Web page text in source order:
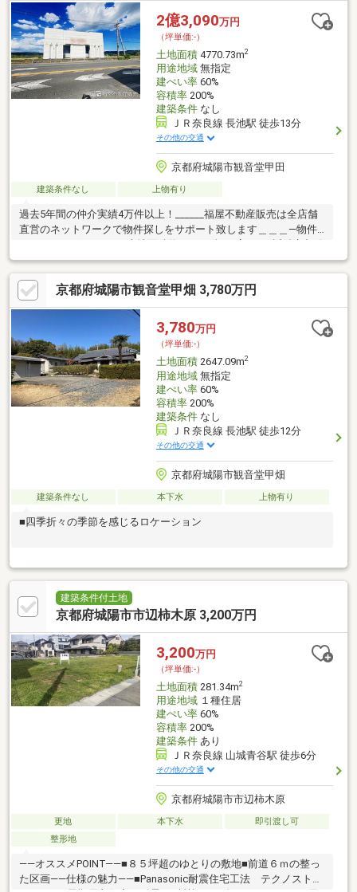
2億3,090万円
（坪単価:-）
土地面積4770.73m2
用途地域無指定
建ぺい率60%
容積率200%
建築条件なし
ＪＲ奈良線 長池駅 徒歩13分
その他の交通
京都府城陽市観音堂甲田
建築条件なし 上物有り
過去5年間の仲介実績4万件以上！______福屋不動産販売は全店舗
直営のネットワークで物件探しをサポート致します＿＿＿―物件
とＪＲ奈良線の2沿線利用可能の為、通勤や通学に便利！・JR奈
良線「長池」駅まで徒歩13分・JR奈良線「山城青谷」駅まで徒歩
17分・近鉄京都線「富野荘」駅まで徒歩26分■アルプラザ城陽ま
で徒歩11分！■前面道路幅員約9.0ｍ、間口110ｍ！■店舗用地とし
てご検討いただけます！福屋不動産販売 宇治店までお気軽にお問
い合わせください！
京都府城陽市観音堂甲畑 3,780万円
3,780万円
（坪単価:-）
土地面積2647.09m2
用途地域無指定
建ぺい率60%
容積率200%
建築条件なし
ＪＲ奈良線 長池駅 徒歩12分
その他の交通
京都府城陽市観音堂甲畑
建築条件なし 本下水 上物有り
■四季折々の季節を感じるロケーション
建築条件付土地
京都府城陽市市辺柿木原 3,200万円
3,200万円
（坪単価:-）
土地面積281.34m2
用途地域１種住居
建ぺい率60%
容積率200%
建築条件あり
ＪＲ奈良線 山城青谷駅 徒歩6分
その他の交通
京都府城陽市市辺柿木原
更地 本下水
即引渡し可
整形地
――オススメPOINT――■８５坪超のゆとりの敷地■前道６ｍの整っ
た区画――仕様の魅力――■Panasonic耐震住宅工法 テクノストラ